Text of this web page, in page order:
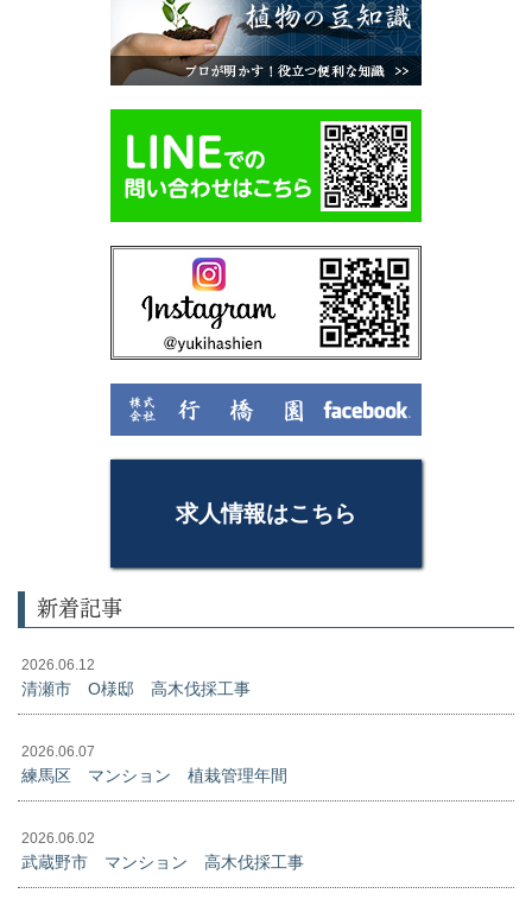
求人情報はこちら
新着記事
2026.06.12
清瀬市 O様邸 高木伐採工事
2026.06.07
練馬区 マンション 植栽管理年間
2026.06.02
武蔵野市 マンション 高木伐採工事